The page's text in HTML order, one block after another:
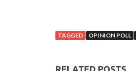
TAGGED OPINION POLL
RELATED POSTS